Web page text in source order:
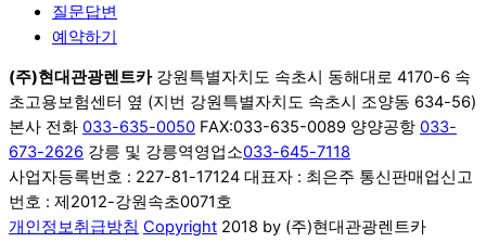
질문답변
예약하기
(주)현대관광렌트카강원특별자치도 속초시 동해대로 4170-6 속
초고용보험센터 옆 (지번 강원특별자치도 속초시 조양동 634-56)
본사 전화 033-635-0050 FAX:033-635-0089 양양공항 033-
673-2626 강릉 및 강릉역영업소033-645-7118
사업자등록번호 : 227-81-17124 대표자 : 최은주 통신판매업신고
번호 : 제2012-강원속초0071호
개인정보취급방침 Copyright 2018 by (주)현대관광렌트카